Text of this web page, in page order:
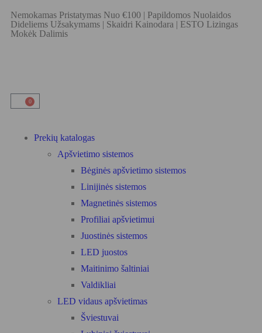
Nemokamas Pristatymas Nuo €100 | Papildomos Nuolaidos
Dideliems Užsakymams | Skaidri Kainodara | ESTO Lizingas
Mokėk Dalimis
0
Prekių katalogas
Apšvietimo sistemos
Bėginės apšvietimo sistemos
Linijinės sistemos
Magnetinės sistemos
Profiliai apšvietimui
Juostinės sistemos
LED juostos
Maitinimo šaltiniai
Valdikliai
LED vidaus apšvietimas
Šviestuvai